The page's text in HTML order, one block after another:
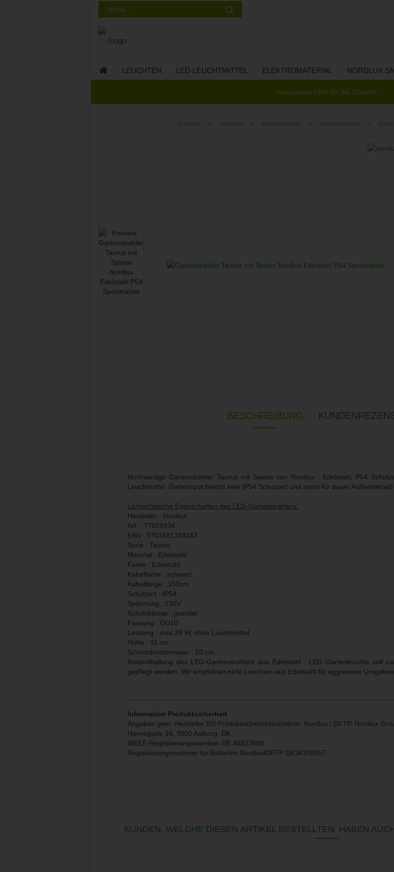
Innovatives Licht für die Zukunft!
LEUCHTEN LED-LEUCHTMITTEL ELEKTROMATERIAL NORDLUX
BESCHREIBUNG
Hochwertige Gartenstrahler Taurus mit Spiess von Nordlux : Edelstahl, P54
Leuchtmittel. Gartenspot besitzt eine IP54 Schutzart und somit für dauer
Lichtechnische Egenschaften des LED-Gartenstrahlers:
Hersteller : Nordlux
Art. : 77029934
EAN : 5701581324183
Serie : Taurus
Material : Edelstahl
Farbe : Edelstahl
Kabelfarbe : schwarz
Kabellänge : 150cm
Schutzart : IP54
Spannung : 230V
Schutzklasse : geerdet
Fassung : GU10
Leistung : max 28 W, ohne Leuchtmittel
Höhe : 31 cm
Schirmdurchmesser : 10 cm
Instandhaltung des LED-Gartenstrahlers aus Edelstahl : LED Gartenleuchte soll
gepflegt werden. Wir empfehlen nicht Leuchten aus Edelstahl für aggressive
Information Produktsicherheit
Angaben gem. Hersteller EU-Produktsicherheitsrichtlinie: Nordlux / DFTP, Nordlux
Havnegade 34, 9000 Aalborg, DK
WEEE-Registrierungsnummer DE 45523698
Registrierungsnummer für Batterien Nordlux/DFTP DE34109257
KUNDEN, WELCHE DIESEN ARTIKEL BESTELLTEN, HABEN